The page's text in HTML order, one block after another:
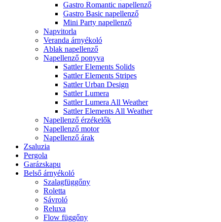
Gastro Romantic napellenző
Gastro Basic napellenző
Mini Party napellenző
Napvitorla
Veranda árnyékoló
Ablak napellenző
Napellenző ponyva
Sattler Elements Solids
Sattler Elements Stripes
Sattler Urban Design
Sattler Lumera
Sattler Lumera All Weather
Sattler Elements All Weather
Napellenző érzékelők
Napellenző motor
Napellenző árak
Zsaluzia
Pergola
Garázskapu
Belső árnyékoló
Szalagfüggőny
Roletta
Sávroló
Reluxa
Flow függőny